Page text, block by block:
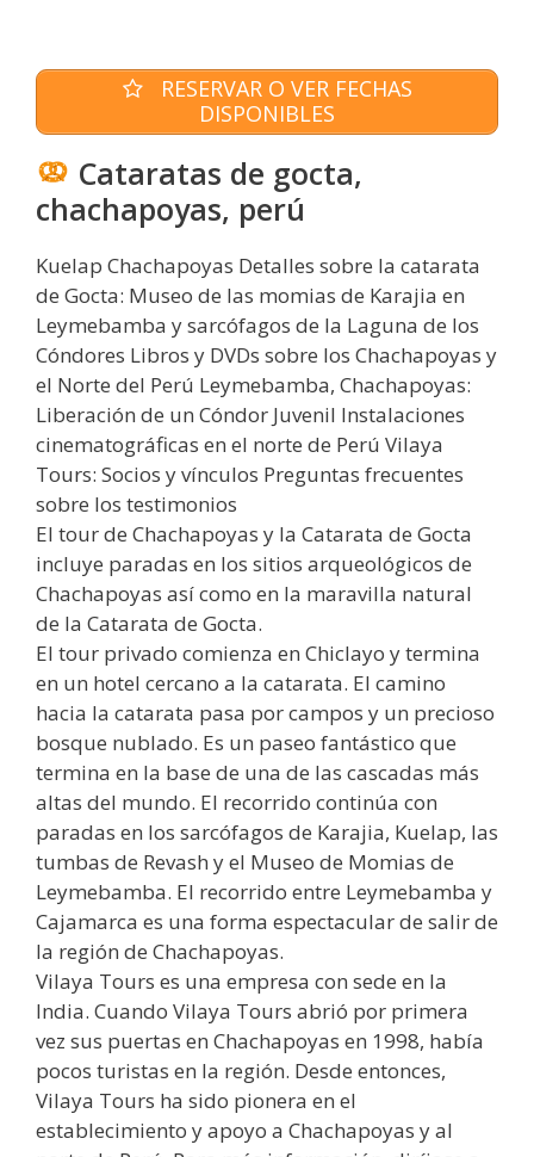
RESERVAR O VER FECHAS
DISPONIBLES
Cataratas de gocta,
chachapoyas, perú
Kuelap Chachapoyas Detalles sobre la catarata
de Gocta: Museo de las momias de Karajia en
Leymebamba y sarcófagos de la Laguna de los
Cóndores Libros y DVDs sobre los Chachapoyas y
el Norte del Perú Leymebamba, Chachapoyas:
Liberación de un Cóndor Juvenil Instalaciones
cinematográficas en el norte de Perú Vilaya
Tours: Socios y vínculos Preguntas frecuentes
sobre los testimonios
El tour de Chachapoyas y la Catarata de Gocta
incluye paradas en los sitios arqueológicos de
Chachapoyas así como en la maravilla natural
de la Catarata de Gocta.
El tour privado comienza en Chiclayo y termina
en un hotel cercano a la catarata. El camino
hacia la catarata pasa por campos y un precioso
bosque nublado. Es un paseo fantástico que
termina en la base de una de las cascadas más
altas del mundo. El recorrido continúa con
paradas en los sarcófagos de Karajia, Kuelap, las
tumbas de Revash y el Museo de Momias de
Leymebamba. El recorrido entre Leymebamba y
Cajamarca es una forma espectacular de salir de
la región de Chachapoyas.
Vilaya Tours es una empresa con sede en la
India. Cuando Vilaya Tours abrió por primera
vez sus puertas en Chachapoyas en 1998, había
pocos turistas en la región. Desde entonces,
Vilaya Tours ha sido pionera en el
establecimiento y apoyo a Chachapoyas y al